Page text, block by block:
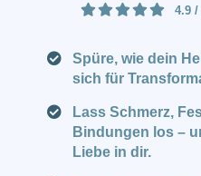
4.9 /
Spüre, wie dein
sich für
Lass Schmerz,
Bindungen los –
Liebe in dir.